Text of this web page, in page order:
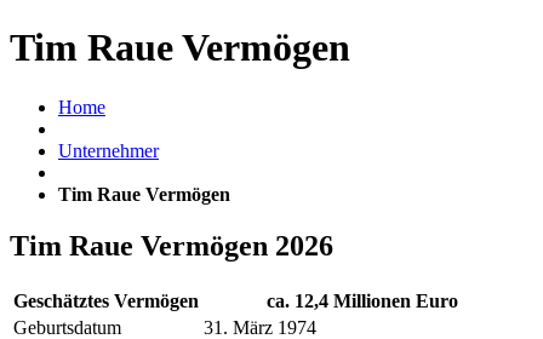
Tim Raue Vermögen
Home
Unternehmer
Tim Raue Vermögen
Tim Raue Vermögen 2026
Geschätztes Vermögen
ca. 12,4 Millionen Euro
Geburtsdatum
31. März 1974